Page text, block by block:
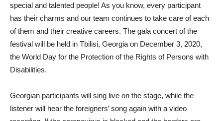
special and talented people! As you know, every participant
has their charms and our team continues to take care of each
of them and their creative careers. The gala concert of the
festival will be held in Tbilisi, Georgia on December 3, 2020,
the World Day for the Protection of the Rights of Persons with
Disabilities.
Georgian participants will sing live on the stage, while the
listener will hear the foreigners’ song again with a video